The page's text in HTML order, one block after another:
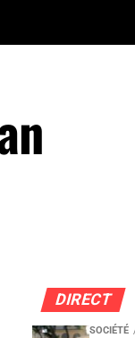
DIRECT
SOCIÉTÉ